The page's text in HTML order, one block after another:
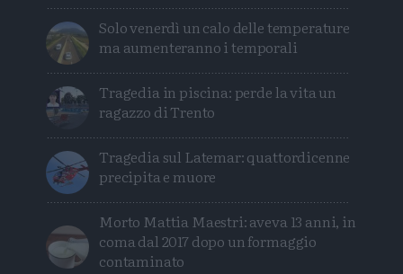
Solo venerdì un calo delle temperature
ma aumenteranno i temporali
Tragedia in piscina: perde la vita un
ragazzo di Trento
Tragedia sul Latemar: quattordicenne
precipita e muore
Morto Mattia Maestri: aveva 13 anni, in
coma dal 2017 dopo un formaggio
contaminato